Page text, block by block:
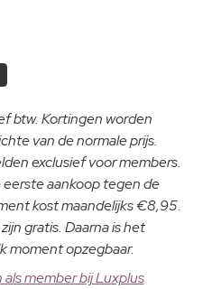
btw. Kortingen worden
van de normale prijs.
exclusief voor members.
aankoop tegen de
kost maandelijks €8,95.
gratis. Daarna is het
moment opzegbaar.
member bij Luxplus